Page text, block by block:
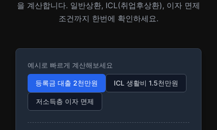
을 계산합니다. 일반상환, ICL(취업후상환), 이자 면제
조건까지 한번에 확인하세요.
예시로 빠르게 계산해보세요
등록금 대출 2천만원 ICL 생활비 1.5천만원
저소득층 이자 면제